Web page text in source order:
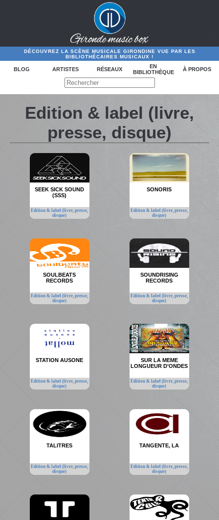
DÉCOUVREZ LA SCÈNE MUSICALE GIRONDINE VUE PAR LES
BIBLIOTHÉCAIRES MUSICAUX !
BLOG ARTISTES RÉSEAUX
EN
BIBLIOTHÈQUE
À PROPOS
Edition & label (livre,
presse, disque)
SEEK SICK SOUND
(SSS)
Edition & label (livre, presse,
disque)
SONORIS
Edition & label (livre, presse,
disque)
SOULBEATS
RECORDS
Edition & label (livre, presse,
disque)
SOUNDRISING
RECORDS
Edition & label (livre, presse,
disque)
STATION AUSONE
Edition & label (livre, presse,
disque)
SUR LA MEME
LONGUEUR D’ONDES
Edition & label (livre, presse,
disque)
TALITRES
Edition & label (livre, presse,
disque)
TANGENTE, LA
Edition & label (livre, presse,
disque)